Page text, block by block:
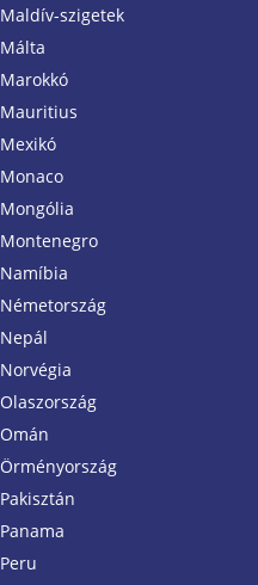
Maldív-szigetek
Málta
Marokkó
Mauritius
Mexikó
Monaco
Mongólia
Montenegro
Namíbia
Németország
Nepál
Norvégia
Olaszország
Omán
Örményország
Pakisztán
Panama
Peru